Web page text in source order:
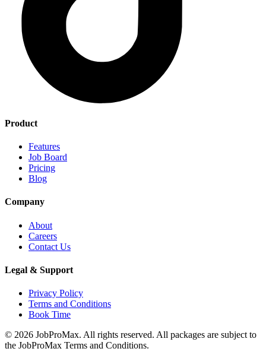
Product
Features
Job Board
Pricing
Blog
Company
About
Careers
Contact Us
Legal & Support
Privacy Policy
Terms and Conditions
Book Time
© 2026 JobProMax. All rights reserved. All packages are subject to
the JobProMax Terms and Conditions.